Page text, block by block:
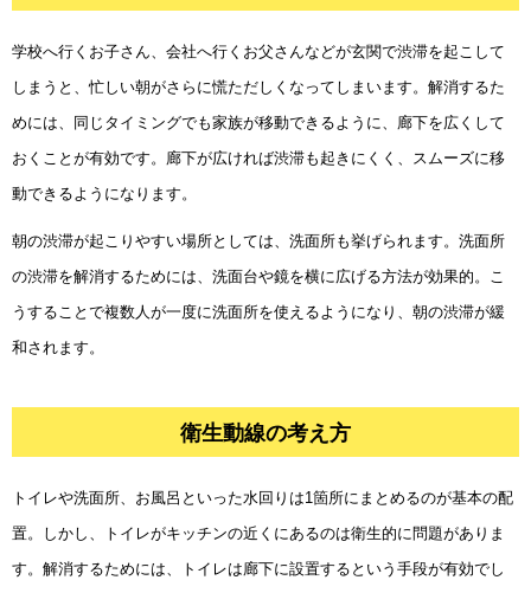
学校へ行くお子さん、会社へ行くお父さんなどが玄関で渋滞を起こして
しまうと、忙しい朝がさらに慌ただしくなってしまいます。解消するた
めには、同じタイミングでも家族が移動できるように、廊下を広くして
おくことが有効です。廊下が広ければ渋滞も起きにくく、スムーズに移
動できるようになります。
朝の渋滞が起こりやすい場所としては、洗面所も挙げられます。洗面所
の渋滞を解消するためには、洗面台や鏡を横に広げる方法が効果的。こ
うすることで複数人が一度に洗面所を使えるようになり、朝の渋滞が緩
和されます。
衛生動線の考え方
トイレや洗面所、お風呂といった水回りは1箇所にまとめるのが基本の配
置。しかし、トイレがキッチンの近くにあるのは衛生的に問題がありま
す。解消するためには、トイレは廊下に設置するという手段が有効でし